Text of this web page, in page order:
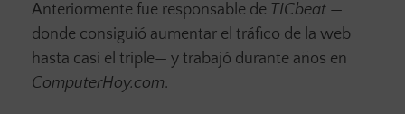
Anteriormente fue responsable de TICbeat —
donde consiguió aumentar el tráfico de la web
hasta casi el triple— y trabajó durante años en
ComputerHoy.com.